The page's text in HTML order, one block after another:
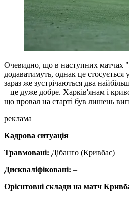
Очевидно, що в наступних матчах
додаватимуть, однак це
зараз же зустрічаються два
– це дуже добре. Харків'янам і
що провал на старті був лишень
реклама
Кадрова ситуація
Травмовані: Дібанго (Кривбас)
Дискваліфіковані: –
Орієнтовні склади на матч